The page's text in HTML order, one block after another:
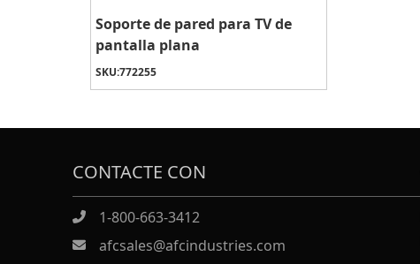
Soporte de pared para TV de
pantalla plana
SKU:772255
CONTACTE CON
1-800-663-3412
afcsales@afcindustries.com